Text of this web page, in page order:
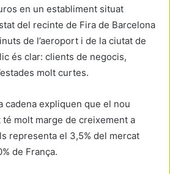
en un establiment situat
del recinte de Fira de Barcelona
de l’aeroport i de la ciutat de
és clar: clients de negocis,
molt curtes.
cadena expliquen que el nou
molt marge de creixement a
representa el 3,5% del mercat
de França.